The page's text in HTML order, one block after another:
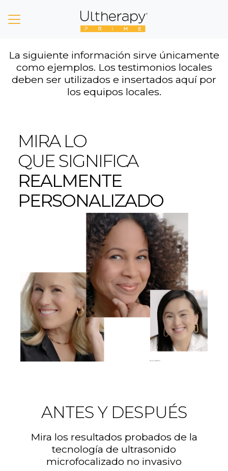
La siguiente información sirve únicamente
como ejemplos. Los testimonios locales
deben ser utilizados e insertados aquí por
los equipos locales.
MIRA LO
QUE SIGNIFICA
REALMENTE
PERSONALIZADO
ANTES Y DESPUÉS
Mira los resultados probados de la
tecnología de ultrasonido
microfocalizado no invasivo